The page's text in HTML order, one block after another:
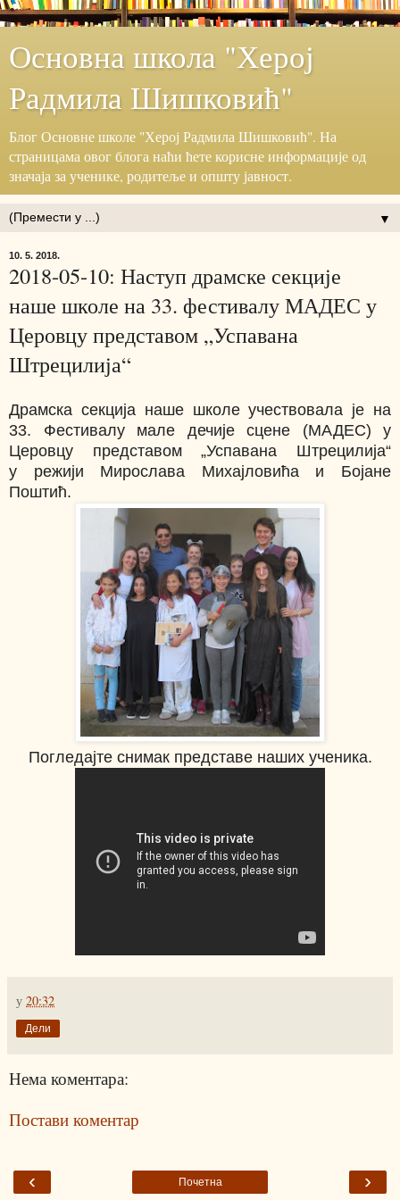
Основна школа "Херој
Радмила Шишковић"
Блог ‎Основне школе "Херој ‎Радмила Шишковић".‎ На
страницама овог блога наћи ћете корисне информације ‎од
значаја за ученике, родитеље и општу јавност.‎
▼
10. 5. 2018.
2018-05-10: Наступ драмске секције
наше школе на 33. фестивалу МАДЕС у
Церовцу представом „Успавана
Штрецилија“
Драмска секција наше школе учествовала је на
33. Фестивалу мале дечије сцене (МАДЕС) у
Церовцу представом„Успавана Штрецилија“
у режији Мирослава Михајловића и Бојане
Поштић.
Погледајте снимак представе наших ученика.
у 20:32
Дели
Нема коментара:
Постави коментар
‹ ›
Почетна